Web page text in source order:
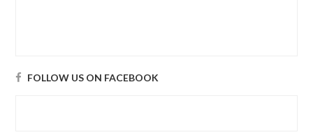
FOLLOW US ON FACEBOOK